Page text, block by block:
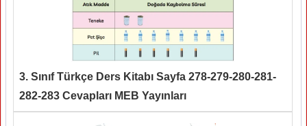
3. Sınıf Türkçe Ders Kitabı Sayfa 278-279-280-281-
282-283 Cevapları MEB Yayınları